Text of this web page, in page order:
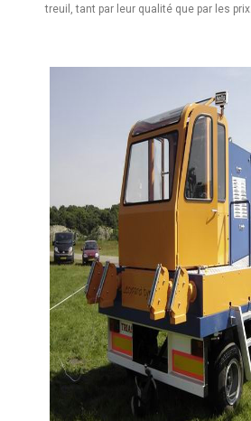
treuil, tant par leur qualité que par les prix.